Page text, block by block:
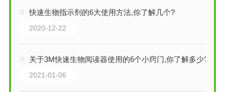
快速生物指示剂的6大使用方法,你了解几个?
2020-12-22
关于3M快速生物阅读器使用的6个小窍门,你了解多少?
2021-01-06